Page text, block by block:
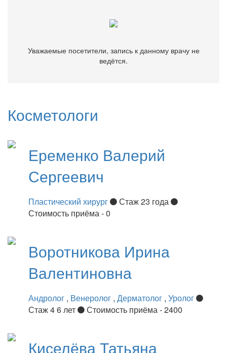
Уважаемые посетители, запись к данному врачу не
ведётся.
Косметологи
Еременко Валерий
Сергеевич
Пластический хирург
Стаж 23 года
Стоимость приёма - 0
Воротникова Ирина
Валентиновна
Андролог , Венеролог , Дерматолог , Уролог
Стаж 4 6 лет
Стоимость приёма - 2400
КиселёваТатьяна